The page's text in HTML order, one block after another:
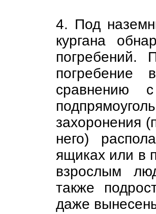
4. Под
кургана
погребений.
сравнению
захоронения
него)
ящиках или в
взрослым
также
даже